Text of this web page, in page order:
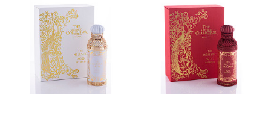
Gritti 48
Haute Fragrance Company
Hayari 15